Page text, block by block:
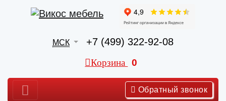
МСК +7 (499) 322-92-08
Корзина 0
Обратный звонок